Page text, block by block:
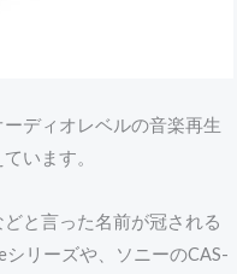
ディオレベルの音楽再生
います。
と言った名前が冠される
リーズや、ソニーのCAS-